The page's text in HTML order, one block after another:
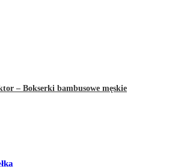
– Bokserki bambusowe męskie